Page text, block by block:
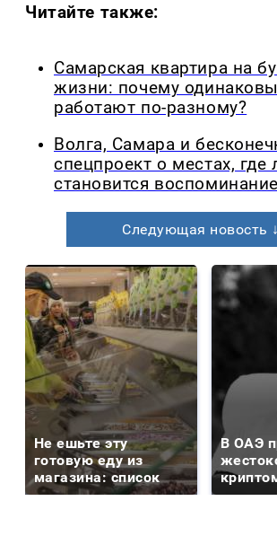
Читайте также:
Самарская квартира на
жизни: почему
работают по-разному?
Волга, Самара и
спецпроект о местах, где
становится
Следующая новость ↓
Не ешьте эту
готовую еду из
магазина: список
В ОАЭ